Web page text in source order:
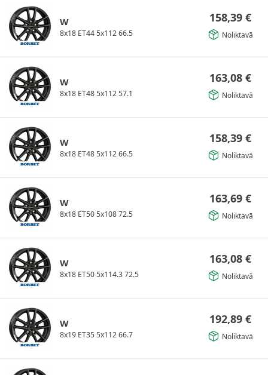
W
8x18 ET44 5x112 66.5
158,39 €
Noliktavā
W
8x18 ET48 5x112 57.1
163,08 €
Noliktavā
W
8x18 ET48 5x112 66.5
158,39 €
Noliktavā
W
8x18 ET50 5x108 72.5
163,69 €
Noliktavā
W
8x18 ET50 5x114.3 72.5
163,08 €
Noliktavā
W
8x19 ET35 5x112 66.7
192,89 €
Noliktavā